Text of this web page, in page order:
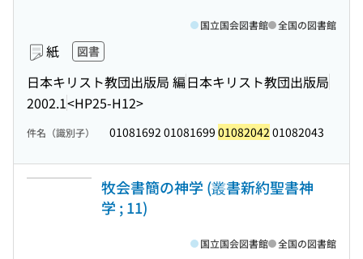
紙 図書
日本キリスト教団出版局 編日本キリスト教団出版局
2002.1<HP25-H12>
国立国会図書館 全国の図書館
件名（識別子） 01081692 01081699 01082042 01082043
牧会書簡の神学 (叢書新約聖書神
学 ; 11)
国立国会図書館 全国の図書館